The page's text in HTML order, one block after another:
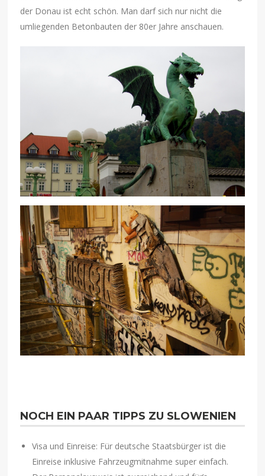
der Donau ist echt schön. Man darf sich nur nicht die
umliegenden Betonbauten der 80er Jahre anschauen.
NOCH EIN PAAR TIPPS ZU SLOWENIEN
Visa und Einreise: Für deutsche Staatsbürger ist die
Einreise inklusive Fahrzeugmitnahme super einfach.